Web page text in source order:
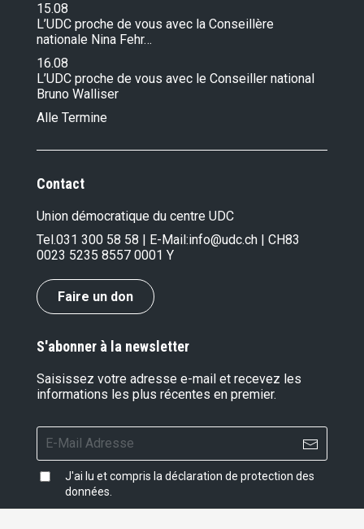
15.08
L’UDC proche de vous avec la Conseillère
nationale Nina Fehr…
16.08
L’UDC proche de vous avec le Conseiller national
Bruno Walliser
Alle Termine
Contact
Union démocratique du centre UDC
Tel.031 300 58 58 | E-Mail:info@udc.ch | CH83
0023 5235 8557 0001 Y
Faire un don
S'abonner à la newsletter
Saisissez votre adresse e-mail et recevez les
informations les plus récentes en premier.
J'ai lu et compris la déclaration de protection des
données